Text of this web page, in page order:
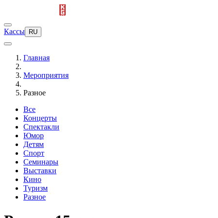
Кассы RU
Главная
Мероприятия
Разное
Все
Концерты
Спектакли
Юмор
Детям
Спорт
Семинары
Выставки
Кино
Туризм
Разное